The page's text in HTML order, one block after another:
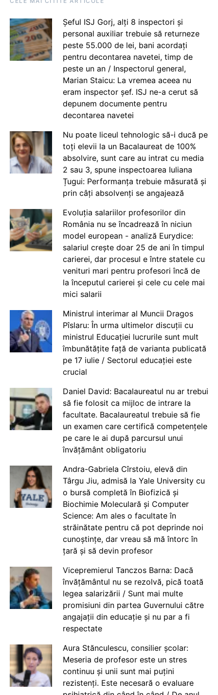
Șeful ISJ Gorj, alți 8 inspectori și
personal auxiliar trebuie să returneze
peste 55.000 de lei, bani acordați
pentru decontarea navetei, timp de
peste un an / Inspectorul general,
Marian Staicu: La vremea aceea nu
eram inspector șef. ISJ ne-a cerut să
depunem documente pentru
decontarea navetei
Nu poate liceul tehnologic să-i ducă pe
toți elevii la un Bacalaureat de 100%
absolvire, sunt care au intrat cu media
2 sau 3, spune inspectoarea Iuliana
Țugui: Performanța trebuie măsurată și
prin câți absolvenți se angajează
Evoluția salariilor profesorilor din
România nu se încadrează în niciun
model european - analiză Eurydice:
salariul crește doar 25 de ani în timpul
carierei, dar procesul e între statele cu
venituri mari pentru profesori încă de
la începutul carierei și cele cu cele mai
mici salarii
Ministrul interimar al Muncii Dragos
Pîslaru: În urma ultimelor discuții cu
ministrul Educației lucrurile sunt mult
îmbunătățite față de varianta publicată
pe 17 iulie / Sectorul educației este
crucial
Daniel David: Bacalaureatul nu ar trebui
să fie folosit ca mijloc de intrare la
facultate. Bacalaureatul trebuie să fie
un examen care certifică competențele
pe care le ai după parcursul unui
învățământ obligatoriu
Andra-Gabriela Cîrstoiu, elevă din
Târgu Jiu, admisă la Yale University cu
o bursă completă în Biofizică și
Biochimie Moleculară și Computer
Science: Am ales o facultate în
străinătate pentru că pot deprinde noi
cunoștințe, dar vreau să mă întorc în
țară și să devin profesor
Vicepremierul Tanczos Barna: Dacă
învățământul nu se rezolvă, pică toată
legea salarizării / Sunt mai multe
promisiuni din partea Guvernului către
angajații din educație și nu par a fi
respectate
Aura Stănculescu, consilier școlar:
Meseria de profesor este un stres
continuu și unii sunt mai puțini
rezistenți. Este necesară o evaluare